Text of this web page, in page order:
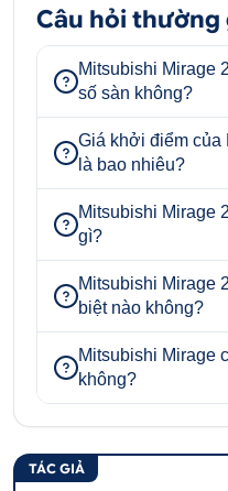
Câu hỏi thường
Mitsubishi Mirage
số sàn không?
Giá khởi điểm của
là bao nhiêu?
Mitsubishi Mirage
gì?
Mitsubishi Mirage
biệt nào không?
Mitsubishi Mirage
không?
TÁC GIẢ